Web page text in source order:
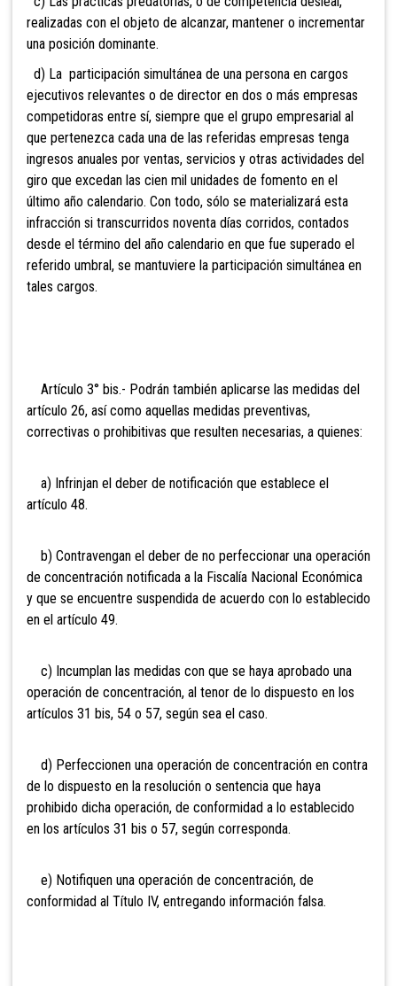
realizadas con el objeto de alcanzar, mantener o incrementar
una posición dominante.
d) La participación simultánea de una persona en cargos
ejecutivos relevantes o de director en dos o más empresas
competidoras entre sí, siempre que el grupo empresarial al
que pertenezca cada una de las referidas empresas tenga
ingresos anuales por ventas, servicios y otras actividades del
giro que excedan las cien mil unidades de fomento en el
último año calendario. Con todo, sólo se materializará esta
infracción si transcurridos noventa días corridos, contados
desde el término del año calendario en que fue superado el
referido umbral, se mantuviere la participación simultánea en
tales cargos.
Artículo 3° bis.- Podrán también aplicarse las medidas del
artículo 26, así como aquellas medidas preventivas,
correctivas o prohibitivas que resulten necesarias, a quienes:
a) Infrinjan el deber de notificación que establece el
artículo 48.
b) Contravengan el deber de no perfeccionar una operación
de concentración notificada a la Fiscalía Nacional Económica
y que se encuentre suspendida de acuerdo con lo establecido
en el artículo 49.
c) Incumplan las medidas con que se haya aprobado una
operación de concentración, al tenor de lo dispuesto en los
artículos 31 bis, 54 o 57, según sea el caso.
d) Perfeccionen una operación de concentración en contra
de lo dispuesto en la resolución o sentencia que haya
prohibido dicha operación, de conformidad a lo establecido
en los artículos 31 bis o 57, según corresponda.
e) Notifiquen una operación de concentración, de
conformidad al Título IV, entregando información falsa.